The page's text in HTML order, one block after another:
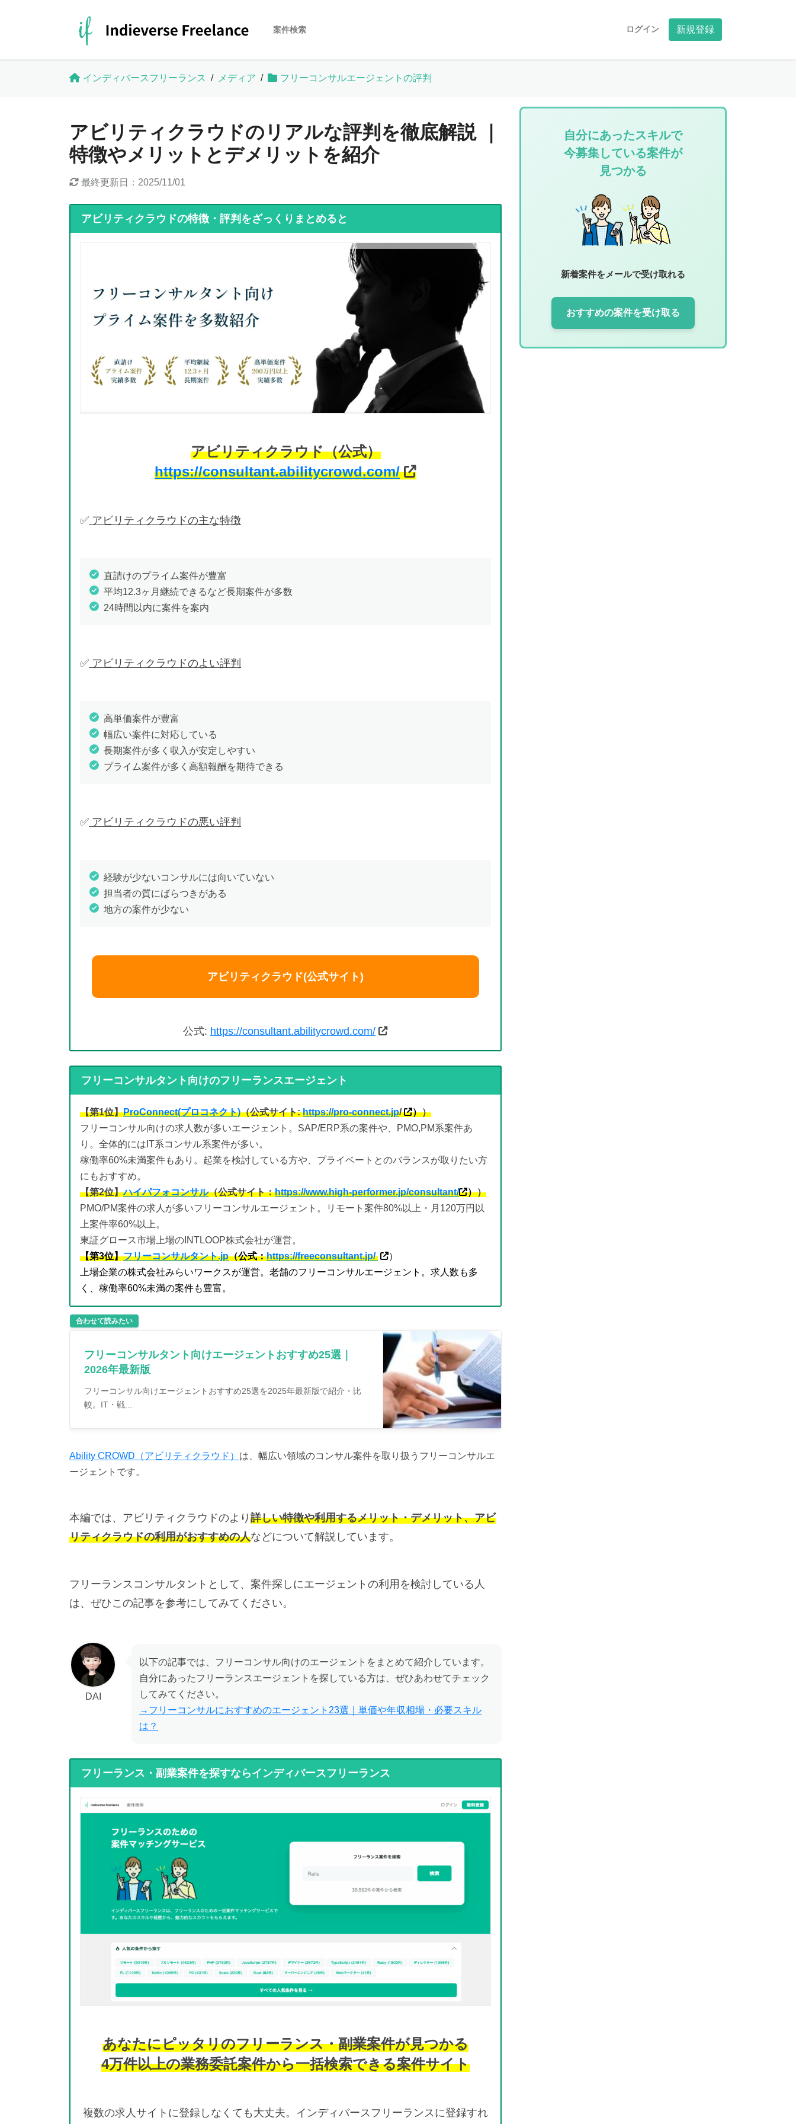
案件検索 ログイン 新規登録
インディバースフリーランス / メディア / フリーコンサルエージェントの評判
アビリティクラウドのリアルな評判を徹底解説 ｜
特徴やメリットとデメリットを紹介
最終更新日： 2025/11/01
アビリティクラウドの特徴・評判をざっくりまとめると
アビリティクラウド（公式）
https://consultant.abilitycrowd.com/
✅ アビリティクラウドの主な特徴
直請けのプライム案件が豊富
平均12.3ヶ月継続できるなど長期案件が多数
24時間以内に案件を案内
✅ アビリティクラウドのよい評判
高単価案件が豊富
幅広い案件に対応している
長期案件が多く収入が安定しやすい
プライム案件が多く高額報酬を期待できる
✅ アビリティクラウドの悪い評判
経験が少ないコンサルには向いていない
担当者の質にばらつきがある
地方の案件が少ない
アビリティクラウド(公式サイト)
公式: https://consultant.abilitycrowd.com/
フリーコンサルタント向けのフリーランスエージェント
【第1位】ProConnect(プロコネクト)（公式サイト:https://pro-connect.jp/ ））
フリーコンサル向けの求人数が多いエージェント。SAP/ERP系の案件や、PMO,PM系案件あ
り。全体的にはIT系コンサル系案件が多い。
稼働率60%未満案件もあり。起業を検討している方や、プライベートとのバランスが取りたい方
にもおすすめ。
【第2位】ハイパフォコンサル（公式サイト：https://www.high-performer.jp/consultant/ ））
PMO/PM案件の求人が多いフリーコンサルエージェント。リモート案件80%以上・月120万円以
上案件率60%以上。
東証グロース市場上場のINTLOOP株式会社が運営。
【第3位】フリーコンサルタント.jp（公式：https://freeconsultant.jp/
）
上場企業の株式会社みらいワークスが運営。老舗のフリーコンサルエージェント。求人数も多
く、稼働率60%未満の案件も豊富。
合わせて読みたい
フリーコンサルタント向けエージェントおすすめ25選｜
2026年最新版
フリーコンサル向けエージェントおすすめ25選を2025年最新版で紹介・比
較。IT・戦...
Ability CROWD（アビリティクラウド） は、幅広い領域のコンサル案件を取り扱うフリーコンサルエ
ージェントです。
本編では、アビリティクラウドのより 詳しい特徴や利用するメリット・デメリット、アビ
リティクラウドの利用がおすすめの人などについて解説しています。
フリーランスコンサルタントとして、案件探しにエージェントの利用を検討している人
は、ぜひこの記事を参考にしてみてください。
DAI
以下の記事では、フリーコンサル向けのエージェントをまとめて紹介しています。
自分にあったフリーランスエージェントを探している方は、ぜひあわせてチェック
してみてください。
→フリーコンサルにおすすめのエージェント23選｜単価や年収相場・必要スキル
は？
フリーランス・副業案件を探すならインディバースフリーランス
あなたにピッタリのフリーランス・副業案件が見つかる
4万件以上の業務委託案件から一括検索できる案件サイト
複数の求人サイトに登録しなくても大丈夫。インディバースフリーランスに登録すれ
自分にあったスキルで
今募集している案件が
見つかる
新着案件をメールで受け取れる
おすすめの案件を受け取る